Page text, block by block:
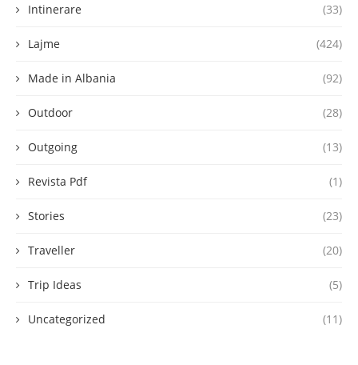
Intinerare (33)
Lajme (424)
Made in Albania (92)
Outdoor (28)
Outgoing (13)
Revista Pdf (1)
Stories (23)
Traveller (20)
Trip Ideas (5)
Uncategorized (11)